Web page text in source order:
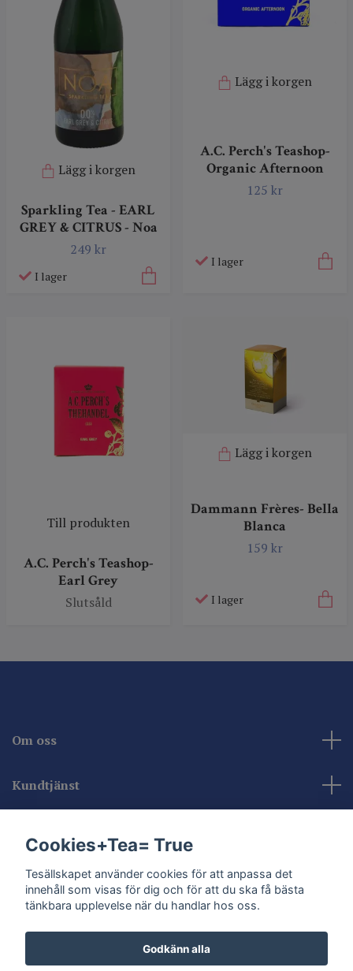
Lägg i korgen
Sparkling Tea - EARL
GREY & CITRUS - Noa
249 kr
I lager
Lägg i korgen
A.C. Perch's Teashop-
Organic Afternoon
125 kr
I lager
Till produkten
A.C. Perch's Teashop-
Earl Grey
Slutsåld
Lägg i korgen
Dammann Frères- Bella
Blanca
159 kr
I lager
Om oss
Kundtjänst
Sociala medier
Cookies+Tea= True
Tesällskapet använder cookies för att anpassa det
innehåll som visas för dig och för att du ska få bästa
tänkbara upplevelse när du handlar hos oss.
Godkänn alla